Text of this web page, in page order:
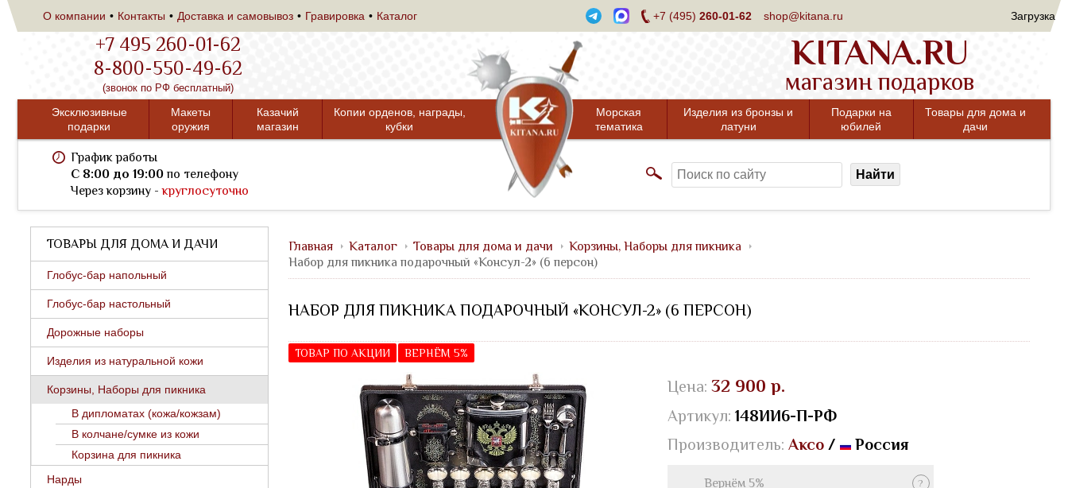
О компании Контакты Доставка и самовывоз Гравировка Каталог +7 (495) 260-01-62 shop@kitana.ru Загрузка
+7 495 260-01-62
8-800-550-49-62
(звонок по РФ бесплатный)
KITANA.RU
магазин подарков
Эксклюзивные
подарки
Макеты
оружия
Казачий
магазин
Копии орденов, награды,
кубки
Морская
тематика
Изделия из бронзы и
латуни
Подарки на
юбилей
Товары для дома и
дачи
График работы
C 8:00 до 19:00по телефону
Через корзину -круглосуточно
Найти
ТОВАРЫ ДЛЯ ДОМА И ДАЧИ
Глобус-бар напольный
Глобус-бар настольный
Дорожные наборы
Изделия из натуральной кожи
Корзины, Наборы для пикника
В дипломатах (кожа/кожзам)
В колчане/сумке из кожи
Корзина для пикника
Нарды
Главная Каталог Товары для дома и дачи
Корзины, Наборы для пикника
Набор для пикника подарочный «Консул-2» (6 персон)
НАБОР ДЛЯ ПИКНИКА ПОДАРОЧНЫЙ «КОНСУЛ-2» (6 ПЕРСОН)
ТОВАР ПО АКЦИИ ВЕРНЁМ 5%
Цена: 32 900 р.
Артикул: 148ИИ6-П-РФ
Производитель: Аксо/ Россия
Вернём 5%